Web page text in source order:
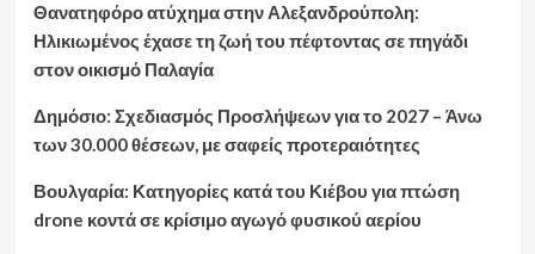
Θανατηφόρο ατύχημα στην Αλεξανδρούπολη:
Ηλικιωμένος έχασε τη ζωή του πέφτοντας σε πηγάδι
στον οικισμό Παλαγία
Δημόσιο: Σχεδιασμός Προσλήψεων για το 2027 – Άνω
των 30.000 θέσεων, με σαφείς προτεραιότητες
Βουλγαρία: Κατηγορίες κατά του Κιέβου για πτώση
drone κοντά σε κρίσιμο αγωγό φυσικού αερίου